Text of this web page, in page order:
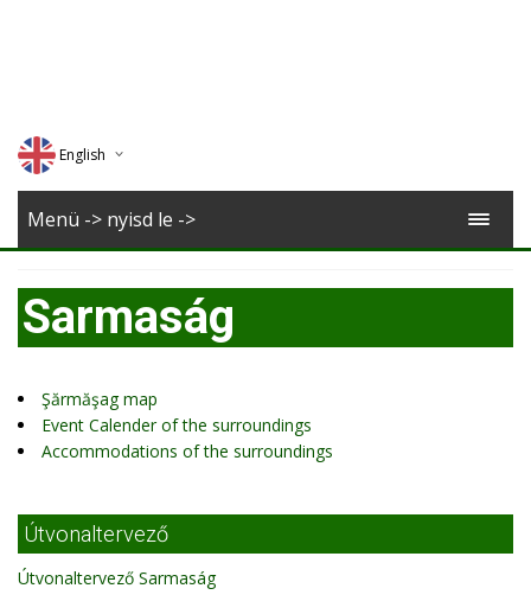
English
Deutsch
Romana
Menü -> nyisd le ->
Sarmaság
Şărmăşag map
Event Calender of the surroundings
Accommodations of the surroundings
Útvonaltervező
Útvonaltervező Sarmaság